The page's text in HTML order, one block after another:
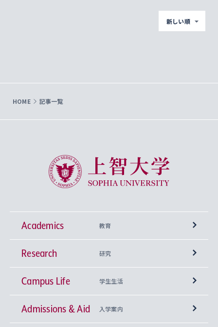
新しい順
HOME 記事一覧
上智大学 Sophia University
Academics 教育
学部
神学部
文学部
興味から学科を探す
上智大学の全学共通教育
Research 研究
研究所 等
キリスト教文化研究所
Sophia Open Research Weeks (SORW)
Campus Life 学生生活
学期区分と授業時間割
Admissions & Aid 入学案内